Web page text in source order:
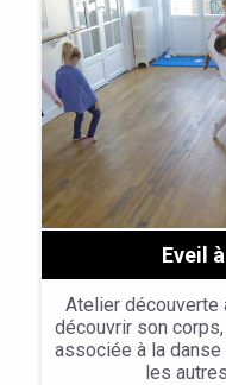
Eveil
Atelier découverte
découvrir son
associée à la
les